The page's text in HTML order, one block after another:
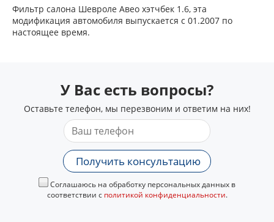
Фильтр салона Шевроле Авео хэтчбек 1.6, эта
модификация автомобиля выпускается с 01.2007 по
настоящее время.
У Вас есть вопросы?
Оставьте телефон, мы перезвоним и ответим на них!
Получить консультацию
Соглашаюсь на обработку персональных данных в
соответствии с политикой конфиденциальности.